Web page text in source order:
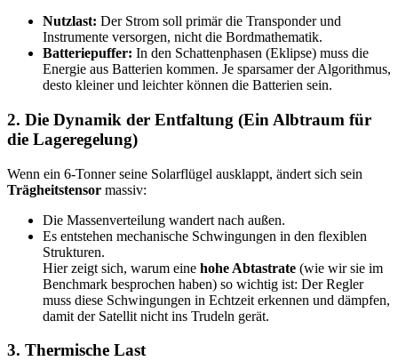
Nutzlast: Der Strom soll primär die Transponder und
Instrumente versorgen, nicht die Bordmathematik.
Batteriepuffer: In den Schattenphasen (Eklipse) muss die
Energie aus Batterien kommen. Je sparsamer der Algorithmus,
desto kleiner und leichter können die Batterien sein.
2. Die Dynamik der Entfaltung (Ein Albtraum für
die Lageregelung)​
Wenn ein 6-Tonner seine Solarflügel ausklappt, ändert sich sein
Trägheitstensor massiv:
Die Massenverteilung wandert nach außen.
Es entstehen mechanische Schwingungen in den flexiblen
Strukturen.
Hier zeigt sich, warum eine hohe Abtastrate (wie wir sie im
Benchmark besprochen haben) so wichtig ist: Der Regler
muss diese Schwingungen in Echtzeit erkennen und dämpfen,
damit der Satellit nicht ins Trudeln gerät.
3. Thermische Last​